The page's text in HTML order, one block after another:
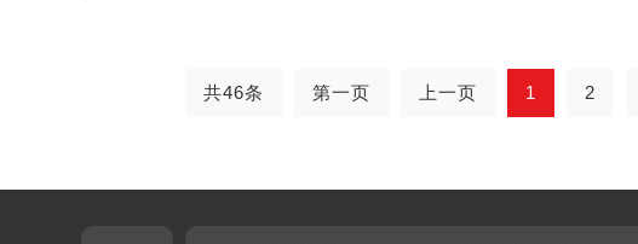
共46条 第一页 上一页 1 2